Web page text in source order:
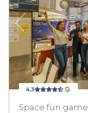
4,3
Space fun game